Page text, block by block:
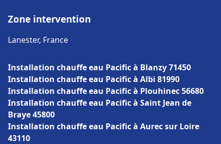
Zone intervention
Lanester, France
Installation chauffe eau Pacific à Blanzy 71450
Installation chauffe eau Pacific à Albi 81990
Installation chauffe eau Pacific à Plouhinec 56680
Installation chauffe eau Pacific à Saint Jean de
Braye 45800
Installation chauffe eau Pacific à Aurec sur Loire
43110